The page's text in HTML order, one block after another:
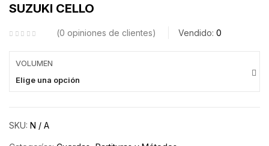
SUZUKI CELLO
0 opiniones de clientes Vendido: 0
VOLUMEN
Elige una opción
SKU: N / A